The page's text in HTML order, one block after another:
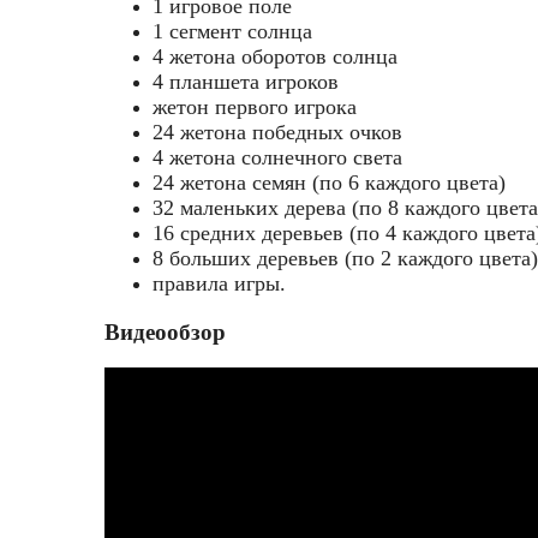
1 игровое поле
1 сегмент солнца
4 жетона оборотов солнца
4 планшета игроков
жетон первого игрока
24 жетона победных очков
4 жетона солнечного света
24 жетона семян (по 6 каждого цвета)
32 маленьких дерева (по 8 каждого
16 средних деревьев (по 4 каждого
8 больших деревьев (по 2 каждого цвета)
правила игры.
Видеообзор